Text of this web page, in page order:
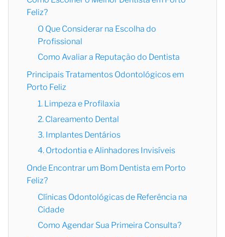
Feliz?
O Que Considerar na Escolha do
Profissional
Como Avaliar a Reputação do Dentista
Principais Tratamentos Odontológicos em
Porto Feliz
1. Limpeza e Profilaxia
2. Clareamento Dental
3. Implantes Dentários
4. Ortodontia e Alinhadores Invisíveis
Onde Encontrar um Bom Dentista em Porto
Feliz?
Clínicas Odontológicas de Referência na
Cidade
Como Agendar Sua Primeira Consulta?